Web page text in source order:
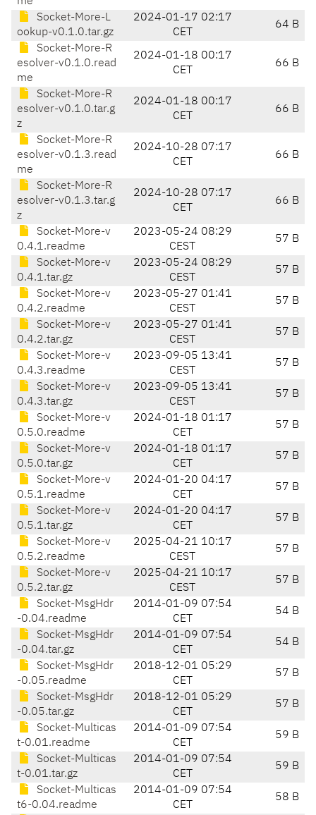
Socket-More-L
ookup-v0.1.0.tar.gz
2024-01-17 02:17
CET
64 B
Socket-More-R
esolver-v0.1.0.read
me
2024-01-18 00:17
CET
66 B
Socket-More-R
esolver-v0.1.0.tar.g
z
2024-01-18 00:17
CET
66 B
Socket-More-R
esolver-v0.1.3.read
me
2024-10-28 07:17
CET
66 B
Socket-More-R
esolver-v0.1.3.tar.g
z
2024-10-28 07:17
CET
66 B
Socket-More-v
0.4.1.readme
2023-05-24 08:29
CEST
57 B
Socket-More-v
0.4.1.tar.gz
2023-05-24 08:29
CEST
57 B
Socket-More-v
0.4.2.readme
2023-05-27 01:41
CEST
57 B
Socket-More-v
0.4.2.tar.gz
2023-05-27 01:41
CEST
57 B
Socket-More-v
0.4.3.readme
2023-09-05 13:41
CEST
57 B
Socket-More-v
0.4.3.tar.gz
2023-09-05 13:41
CEST
57 B
Socket-More-v
0.5.0.readme
2024-01-18 01:17
CET
57 B
Socket-More-v
0.5.0.tar.gz
2024-01-18 01:17
CET
57 B
Socket-More-v
0.5.1.readme
2024-01-20 04:17
CET
57 B
Socket-More-v
0.5.1.tar.gz
2024-01-20 04:17
CET
57 B
Socket-More-v
0.5.2.readme
2025-04-21 10:17
CEST
57 B
Socket-More-v
0.5.2.tar.gz
2025-04-21 10:17
CEST
57 B
Socket-MsgHdr
-0.04.readme
2014-01-09 07:54
CET
54 B
Socket-MsgHdr
-0.04.tar.gz
2014-01-09 07:54
CET
54 B
Socket-MsgHdr
-0.05.readme
2018-12-01 05:29
CET
57 B
Socket-MsgHdr
-0.05.tar.gz
2018-12-01 05:29
CET
57 B
Socket-Multicas
t-0.01.readme
2014-01-09 07:54
CET
59 B
Socket-Multicas
t-0.01.tar.gz
2014-01-09 07:54
CET
59 B
Socket-Multicas
t6-0.04.readme
2014-01-09 07:54
CET
58 B